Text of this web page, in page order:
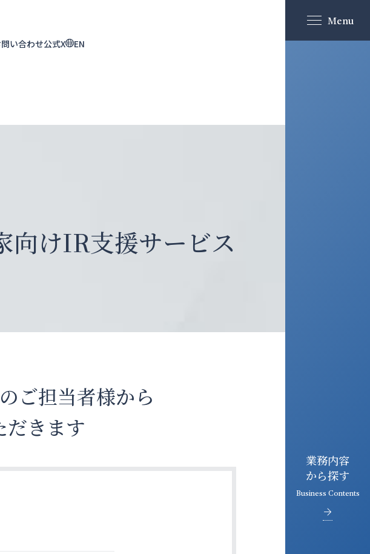
い合わせ公式X EN
Menu
向けIR支援サービス
ご担当者様から
だきます
業務内容
から探す
Business Contents